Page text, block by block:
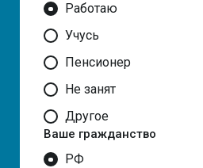
Работаю
Учусь
Пенсионер
Не занят
Другое
Ваше гражданство
РФ